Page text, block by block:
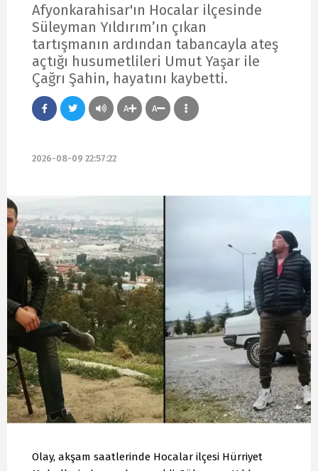
Afyonkarahisar'ın Hocalar ilçesinde
Süleyman Yıldırım’ın çıkan
tartışmanın ardından tabancayla ateş
açtığı husumetlileri Umut Yaşar ile
Çağrı Şahin, hayatını kaybetti.
A A
2026-08-09 22:57:22
Olay, akşam saatlerinde Hocalar ilçesi Hürriyet